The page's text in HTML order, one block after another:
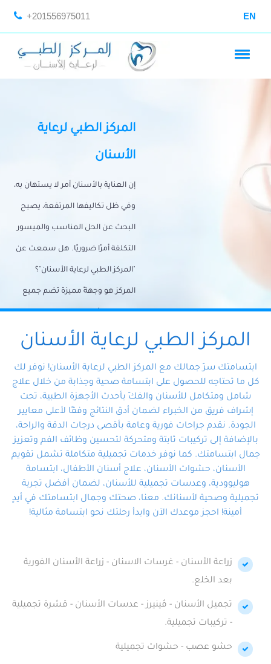
+201556975011 EN
المركز الطبي لرعاية
الأسنان
إن العناية بالأسنان أمر لا يستهان به،
وفي ظل تكاليفها المرتفعة، يصبح
البحث عن الحل المناسب والميسور
التكلفة أمرًا ضروريًا. هل سمعت عن
"المركز الطبي لرعاية الأسنان"؟
المركز هو وجهةً مميزة تضم جميع
احتياجات الأسنان تحت سقف واحد،
وتضمن لك حلاً شاملًا لجميع
المتخصص ذوي الخبرة، ستجد نفسك
في أيد أمينة تلبي احتياجاتك بكل
احترافية ودقة.
المركز الطبي لرعاية الأسنان
ابتسامتك سرّ جمالك مع المركز الطبي لرعاية الأسنان! نوفر لك
كل ما تحتاجه للحصول على ابتسامة صحية وجذابة من خلال علاج
شامل ومتكامل للأسنان والفكّ بأحدث الأجهزة الطبية، تحت
إشراف فريق من الخبراء لضمان أدق النتائج وفقًا لأعلى معايير
الجودة. نقدم جراحات فورية وعامة بأقصى درجات الدقة والراحة،
بالإضافة إلى تركيبات ثابتة ومتحركة لتحسين وظائف الفم وتعزيز
جمال ابتسامتك. كما نوفر خدمات تجميلية متكاملة تشمل تقويم
الأسنان، حشوات الأسنان، علاج أسنان الأطفال، ابتسامة
هوليوودية، وعدسات تجميلية للأسنان، لضمان أفضل تجربة
تجميلية وصحية لأسنانك. معنا، صحتك وجمال ابتسامتك في أيدٍ
أمينة! احجز موعدك الآن وابدأ رحلتك نحو ابتسامة مثالية!
زراعة الأسنان - غرسات الاسنان - زراعة الأسنان الفورية
بعد الخلع.
تجميل الأسنان - ڤينيرز - عدسات الأسنان - قشرة تجميلية
- تركيبات تجميلية.
حشو عصب - حشوات تجميلية